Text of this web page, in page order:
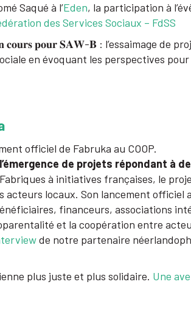
Saqué à l’Eden, la participation à
des Services Sociaux – FdSS
𝐜𝐨𝐮𝐫𝐬 𝐩𝐨𝐮𝐫 𝐒𝐀𝐖-𝐁 : l’essaimage de
en évoquant les perspectives
officiel de Fabruka au COOP.
de projets répondant à
à initiatives françaises, le
locaux. Son lancement officiel
financeurs, associations
et la coopération entre
de notre partenaire
plus juste et plus solidaire. Une